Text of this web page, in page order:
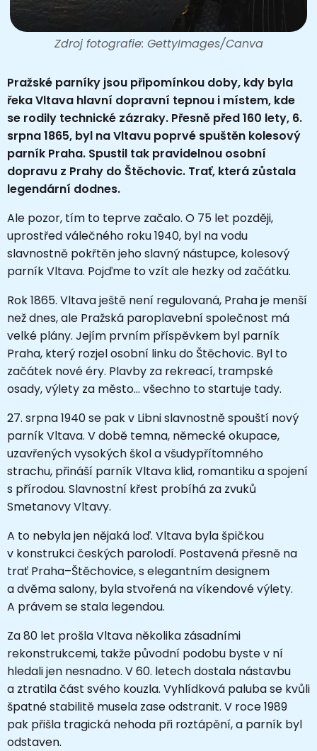
Zdroj fotografie: GettyImages/Canva
Pražské parníky jsou připomínkou doby, kdy byla
řeka Vltava hlavní dopravní tepnou i místem, kde
se rodily technické zázraky. Přesně před 160 lety, 6.
srpna 1865, byl na Vltavu poprvé spuštěn kolesový
parník Praha. Spustil tak pravidelnou osobní
dopravu z Prahy do Štěchovic. Trať, která zůstala
legendární dodnes.
Ale pozor, tím to teprve začalo. O 75 let později,
uprostřed válečného roku 1940, byl na vodu
slavnostně pokřtěn jeho slavný nástupce, kolesový
parník Vltava. Pojďme to vzít ale hezky od začátku.
Rok 1865. Vltava ještě není regulovaná, Praha je menší
než dnes, ale Pražská paroplavební společnost má
velké plány. Jejím prvním příspěvkem byl parník
Praha, který rozjel osobní linku do Štěchovic. Byl to
začátek nové éry. Plavby za rekreací, trampské
osady, výlety za město... všechno to startuje tady.
27. srpna 1940 se pak v Libni slavnostně spouští nový
parník Vltava. V době temna, německé okupace,
uzavřených vysokých škol a všudypřítomného
strachu, přináší parník Vltava klid, romantiku a spojení
s přírodou. Slavnostní křest probíhá za zvuků
Smetanovy Vltavy.
A to nebyla jen nějaká loď. Vltava byla špičkou
v konstrukci českých parolodí. Postavená přesně na
trať Praha–Štěchovice, s elegantním designem
a dvěma salony, byla stvořená na víkendové výlety.
A právem se stala legendou.
Za 80 let prošla Vltava několika zásadními
rekonstrukcemi, takže původní podobu byste v ní
hledali jen nesnadno. V 60. letech dostala nástavbu
a ztratila část svého kouzla. Vyhlídková paluba se kvůli
špatné stabilitě musela zase odstranit. V roce 1989
pak přišla tragická nehoda při roztápění, a parník byl
odstaven.